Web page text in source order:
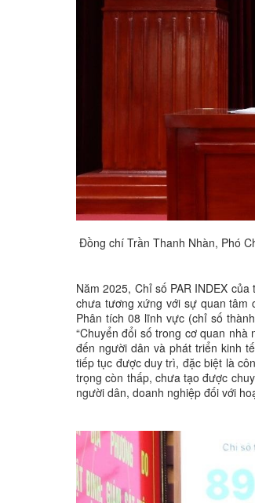
Đồng chí Trần Thanh Nhàn, Phó
Năm 2025, Chỉ số PAR INDEX
chưa tương xứng với sự quan tâm
Phân tích 08 lĩnh vực (chỉ số
“Chuyển đổi số trong cơ quan nhà
đến người dân và phát triển kinh
tiếp tục được duy trì, đặc biệt là
trọng còn thấp, chưa tạo được
người dân, doanh nghiệp đối với